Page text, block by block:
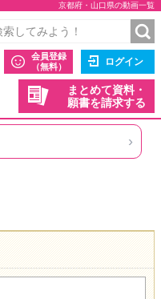
京都府・山口県の動画一覧
会員登録
（無料）
ログイン
まとめて資料・
願書を請求する
›